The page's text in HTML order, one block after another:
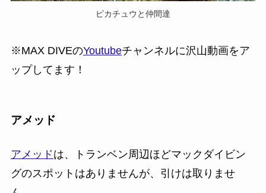
ピカチュウと仲間達
※MAX DIVEのYoutubeチャンネルに沢山動画をア
ップしてます！
アメッド
アメッドは、トランベン周辺ほどマックダイビン
グのスポットはありませんが、引けは取りませ